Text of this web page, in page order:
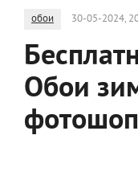
обои 30-05-2024,
Обои